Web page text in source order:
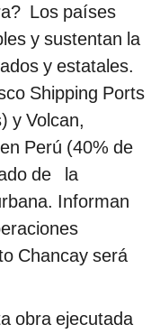
Los países
y sustentan la
y estatales.
Shipping Ports
y Volcan,
Perú (40% de
de la
Informan
Chancay será
obra ejecutada